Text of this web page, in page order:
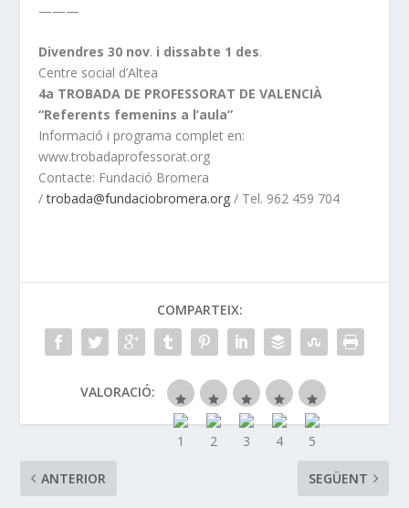
———
Divendres 30 nov. i dissabte 1 des.
Centre social d’Altea
4a TROBADA DE PROFESSORAT DE VALENCIÀ
“Referents femenins a l’aula”
Informació i programa complet en:
www.trobadaprofessorat.org
Contacte: Fundació Bromera
/trobada@fundaciobromera.org / Tel. 962 459 704
COMPARTEIX:
VALORACIÓ:
ANTERIOR SEGÜENT